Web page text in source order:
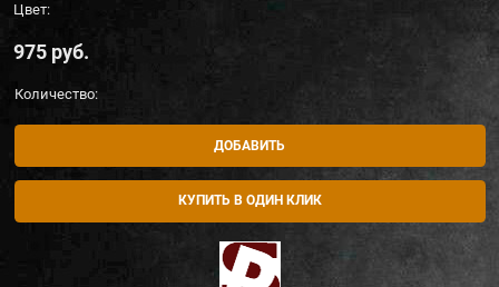
Цвет:
975 руб.
Количество:
ДОБАВИТЬ
КУПИТЬ В ОДИН КЛИК